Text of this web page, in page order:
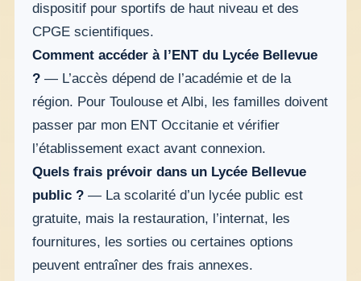
dispositif pour sportifs de haut niveau et des
CPGE scientifiques.
Comment accéder à l’ENT du Lycée Bellevue
? — L’accès dépend de l’académie et de la
région. Pour Toulouse et Albi, les familles doivent
passer par mon ENT Occitanie et vérifier
l’établissement exact avant connexion.
Quels frais prévoir dans un Lycée Bellevue
public ? — La scolarité d’un lycée public est
gratuite, mais la restauration, l’internat, les
fournitures, les sorties ou certaines options
peuvent entraîner des frais annexes.